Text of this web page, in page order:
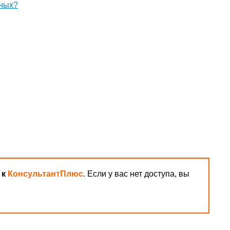
КонсультантПлюс. Если у вас нет доступа, вы